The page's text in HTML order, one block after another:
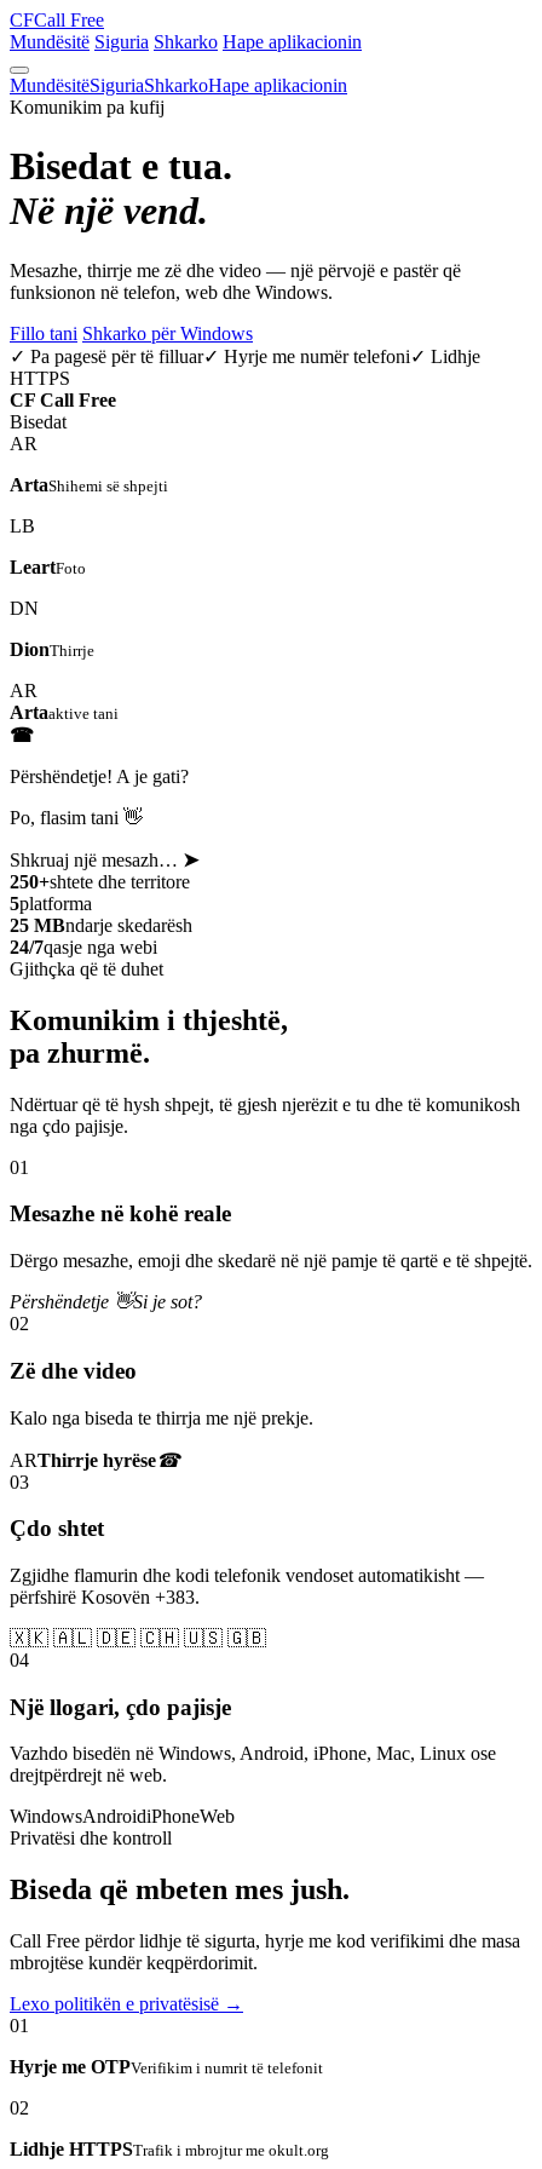
CFCall Free
Mundësitë Siguria Shkarko Hape aplikacionin
MundësitëSiguriaShkarkoHape aplikacionin
Komunikim pa kufij
Bisedat e tua.
Në një vend.
Mesazhe, thirrje me zë dhe video — një përvojë e pastër që
funksionon në telefon, web dhe Windows.
Fillo tani Shkarko për Windows
✓ Pa pagesë për të filluar✓ Hyrje me numër telefoni✓ Lidhje
HTTPS
CF Call Free
Bisedat
AR
ArtaShihemi së shpejti
LB
LeartFoto
DN
DionThirrje
AR
Artaaktive tani
☎
Përshëndetje! A je gati?
Po, flasim tani 👋
Shkruaj një mesazh… ➤
250+shtete dhe territore
5platforma
25 MBndarje skedarësh
24/7qasje nga webi
Gjithçka që të duhet
Komunikim i thjeshtë,
pa zhurmë.
Ndërtuar që të hysh shpejt, të gjesh njerëzit e tu dhe të komunikosh
nga çdo pajisje.
01
Mesazhe në kohë reale
Dërgo mesazhe, emoji dhe skedarë në një pamje të qartë e të shpejtë.
Përshëndetje 👋Si je sot?
02
Zë dhe video
Kalo nga biseda te thirrja me një prekje.
ARThirrje hyrëse☎
03
Çdo shtet
Zgjidhe flamurin dhe kodi telefonik vendoset automatikisht —
përfshirë Kosovën +383.
🇽🇰 🇦🇱 🇩🇪 🇨🇭 🇺🇸 🇬🇧
04
Një llogari, çdo pajisje
Vazhdo bisedën në Windows, Android, iPhone, Mac, Linux ose
drejtpërdrejt në web.
WindowsAndroidiPhoneWeb
Privatësi dhe kontroll
Biseda që mbeten mes jush.
Call Free përdor lidhje të sigurta, hyrje me kod verifikimi dhe masa
mbrojtëse kundër keqpërdorimit.
Lexo politikën e privatësisë →
01
Hyrje me OTPVerifikim i numrit të telefonit
02
Lidhje HTTPSTrafik i mbrojtur me okult.org